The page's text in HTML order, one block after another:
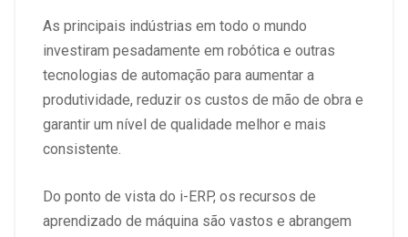
As principais indústrias em todo o mundo
investiram pesadamente em robótica e outras
tecnologias de automação para aumentar a
produtividade, reduzir os custos de mão de obra e
garantir um nível de qualidade melhor e mais
consistente.
Do ponto de vista do i-ERP, os recursos de
aprendizado de máquina são vastos e abrangem